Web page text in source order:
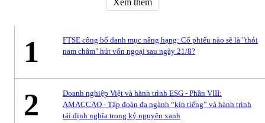
Xem thêm
1
FTSE công bố danh mục nâng hạng: Cổ phiếu nào sẽ là "thỏi
nam châm" hút vốn ngoại sau ngày 21/8?
2
Doanh nghiệp Việt và hành trình ESG - Phần VIII:
AMACCAO - Tập đoàn đa ngành “kín tiếng” và hành trình
tái định nghĩa trong kỷ nguyên xanh